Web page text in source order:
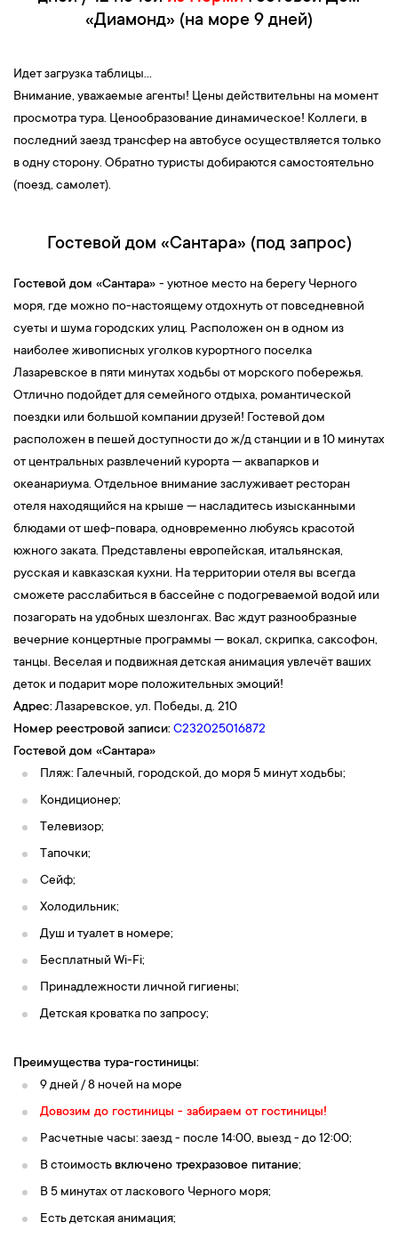
«Диамонд» (на море 9 дней)
Идет загрузка таблицы...
Внимание, уважаемые агенты! Цены действительны на момент
просмотра тура. Ценообразование динамическое! Коллеги, в
последний заезд трансфер на автобусе осуществляется только
в одну сторону. Обратно туристы добираются самостоятельно
(поезд, самолет).
Гостевой дом «Сантара» (под запрос)
Гостевой дом «Сантара» - уютное место на берегу Черного
моря, где можно по-настоящему отдохнуть от повседневной
суеты и шума городских улиц. Расположен он в одном из
наиболее живописных уголков курортного поселка
Лазаревское в пяти минутах ходьбы от морского побережья.
Отлично подойдет для семейного отдыха, романтической
поездки или большой компании друзей! Гостевой дом
расположен в пешей доступности до ж/д станции и в 10 минутах
от центральных развлечений курорта — аквапарков и
океанариума. Отдельное внимание заслуживает ресторан
отеля находящийся на крыше — насладитесь изысканными
блюдами от шеф-повара, одновременно любуясь красотой
южного заката. Представлены европейская, итальянская,
русская и кавказская кухни. На территории отеля вы всегда
сможете расслабиться в бассейне с подогреваемой водой или
позагорать на удобных шезлонгах. Вас ждут разнообразные
вечерние концертные программы — вокал, скрипка, саксофон,
танцы. Веселая и подвижная детская анимация увлечёт ваших
деток и подарит море положительных эмоций!
Адрес:Лазаревское, ул. Победы, д. 210
Номер реестровой записи:С232025016872
Гостевой дом «Сантара»
Пляж: Галечный, городской, до моря 5 минут ходьбы;
Кондиционер;
Телевизор;
Тапочки;
Сейф;
Холодильник;
Душ и туалет в номере;
Бесплатный Wi-Fi;
Принадлежности личной гигиены;
Детская кроватка по запросу;
Преимущества тура-гостиницы:
9 дней / 8 ночей на море
Довозим до гостиницы - забираем от гостиницы!
Расчетные часы: заезд - после 14:00, выезд - до 12:00;
В стоимость включено трехразовое питание;
В 5 минутах от ласкового Черного моря;
Есть детская анимация;